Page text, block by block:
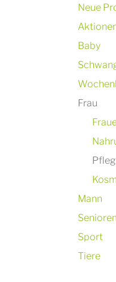
Neue
Baby
Frau
Mann
Senioren
Sport
Tiere